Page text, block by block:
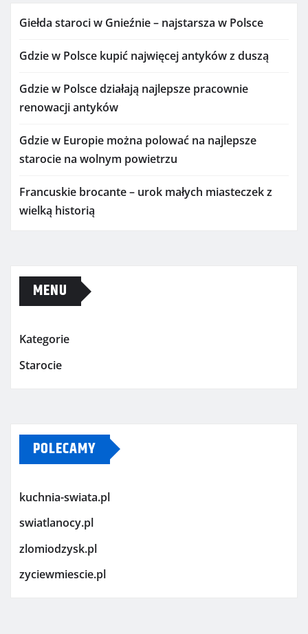
Giełda staroci w Gnieźnie – najstarsza w Polsce
Gdzie w Polsce kupić najwięcej antyków z duszą
Gdzie w Polsce działają najlepsze pracownie
renowacji antyków
Gdzie w Europie można polować na najlepsze
starocie na wolnym powietrzu
Francuskie brocante – urok małych miasteczek z
wielką historią
MENU
Kategorie
Starocie
POLECAMY
kuchnia-swiata.pl
swiatlanocy.pl
zlomiodzysk.pl
zyciewmiescie.pl